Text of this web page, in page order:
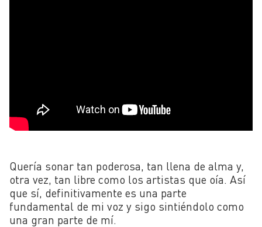
Quería sonar tan poderosa, tan llena de alma y,
otra vez, tan libre como los artistas que oía. Así
que sí, definitivamente es una parte
fundamental de mi voz y sigo sintiéndolo como
una gran parte de mí.